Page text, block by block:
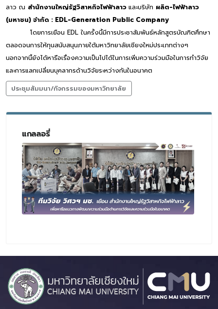
ลาว ณ สำนักงานใหญ่รัฐวิสาหกิจไฟฟ้าลาว และบริษัท ผลิต-ไฟฟ้าลาว
(มหาชน) จำกัด : EDL-Generation Public Company
โดยการเยือน EDL ในครั้งนี้มีการประชาสัมพันธ์หลักสูตรบัณฑิตศึกษา
ตลอดจนการให้ทุนสนับสนุนภายใต้มหาวิทยาลัยเชียงใหม่ประเภทต่างๆ
นอกจากนี้ยังได้หารือเรื่องความเป็นไปได้ในการเพิ่มความร่วมมือในการทำวิจัย
และการแลกเปลี่ยนบุคลากรด้านวิจัยระหว่างกันในอนาคต
ประชุมสัมมนา/กิจกรรมของมหาวิทยาลัย
แกลลอรี่